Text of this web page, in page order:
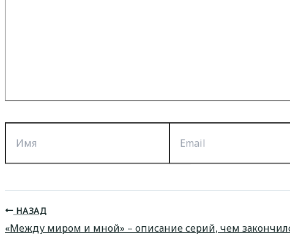
Имя Email
НАЗАД
«Между миром и мной» – описание серий, чем